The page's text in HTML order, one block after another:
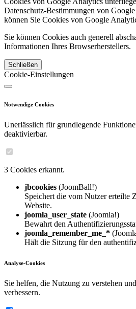
Datenschutz-Bestimmungen von
können Sie Cookies von Google
Sie können Cookies auch generell
Informationen Ihres Browserherstellers.
Schließen
Cookie-Einstellungen
Notwendige Cookies
Unerlässlich für grundlegende
deaktivierbar.
3 Cookies erkannt.
jbcookies (JoomBall!)
Speichert die vom Nutzer erteilte
Website.
joomla_user_state (Joomla!)
Bewahrt den
joomla_remember_me_*
Hält die Sitzung für den
Analyse-Cookies
Sie helfen, die Nutzung zu verstehen
verbessern.